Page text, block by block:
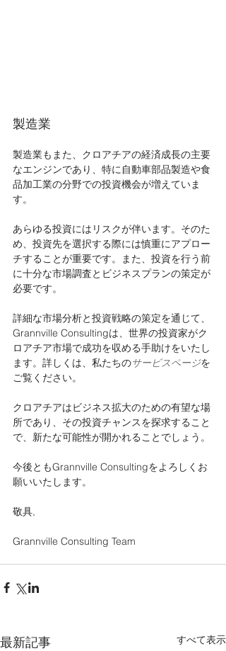
製造業
製造業もまた、クロアチアの経済成長の主要
なエンジンであり、特に自動車部品製造や食
品加工業の分野での投資機会が増えていま
す。
あらゆる投資にはリスクが伴います。そのた
め、投資先を選択する際には慎重にアプロー
チすることが重要です。また、投資を行う前
に十分な市場調査とビジネスプランの策定が
必要です。
詳細な市場分析と投資戦略の策定を通じて、
Grannville Consultingは、世界の投資家がク
ロアチア市場で成功を収める手助けをいたし
ます。詳しくは、私たちのサービスページを
ご覧ください。
クロアチアはビジネス拡大のための有望な場
所であり、その投資チャンスを探求すること
で、新たな可能性が開かれることでしょう。
今後ともGrannville Consultingをよろしくお
願いいたします。
敬具,
Grannville Consulting Team
最新記事 すべて表示